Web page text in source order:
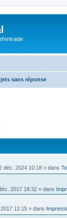
sans réponse
déc. 2024 10:18 » dans
2017 18:32 » dans
12:15 » dans